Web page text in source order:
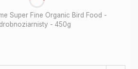
Super Fine Organic Bird Food -
- 450g